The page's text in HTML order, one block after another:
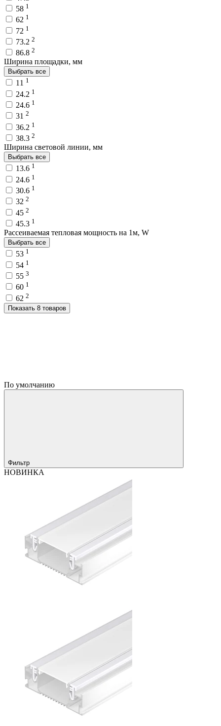
58 1
62 1
72 1
73.2 2
86.8 2
Ширина площадки, мм
Выбрать все
11 1
24.2 1
24.6 1
31 2
36.2 1
38.3 2
Ширина световой линии, мм
Выбрать все
13.6 1
24.6 1
30.6 1
32 2
45 2
45.3 1
Рассеиваемая тепловая мощность на 1м, W
Выбрать все
53 1
54 1
55 3
60 1
62 2
Показать 8 товаров
По умолчанию
Фильтр
НОВИНКА